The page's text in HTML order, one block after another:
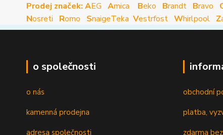
Prodej značek: AEG Amica Beko Brandt Bravo
Nosreti Romo SnaigeTeka Vestrfost Whirlpool Z
o společnosti
o nás
kamenná prodejna
adresa společnosti
obchodní
platba,
zdarma